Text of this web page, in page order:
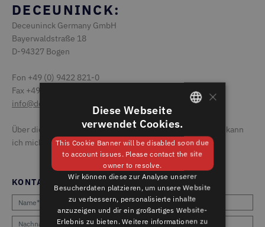
DECEUNINCK:
Deceuninck Germany GmbH
Bayerwaldstraße 18
D-94327 Bogen
Fon +49 (0) 9422 821-0
Fax +49 (0) 9422 821-379
info@deceuninck.de
Über die Verarbeitung meiner personenbezogenen Daten kann
ich mich
hierinformieren.
KONTAKT
GERMAN
ENGLISH
×
Diese Webseite
verwendet Cookies.
This Cookie Banner will be disabled soon due
to account issues. Please contact the site
owner to resolve.
Wir können diese zur Analyse unserer
Besucherdaten platzieren, um unsere Website
zu verbessern, personalisierte inhalte
anzuzeigen und dir ein großartiges Website-
Erlebnis zu bieten. Weitere informationen zu